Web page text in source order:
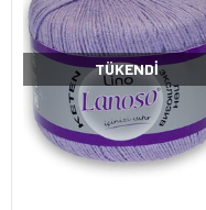
TÜKENDI